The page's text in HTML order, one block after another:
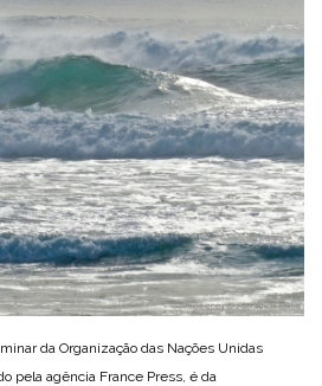
da Organização das Nações Unidas
pela agência France Press, é da